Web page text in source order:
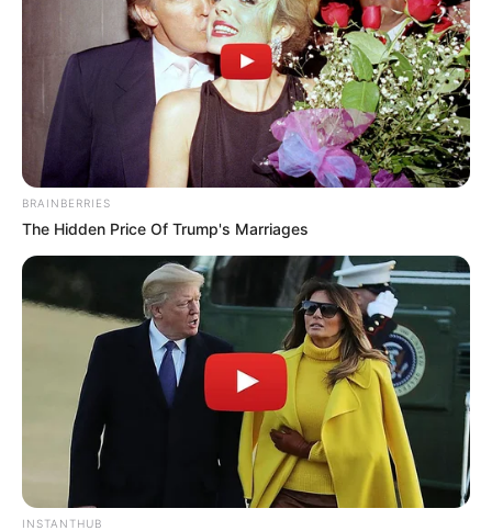
BRAINBERRIES
The Hidden Price Of Trump's Marriages
INSTANTHUB